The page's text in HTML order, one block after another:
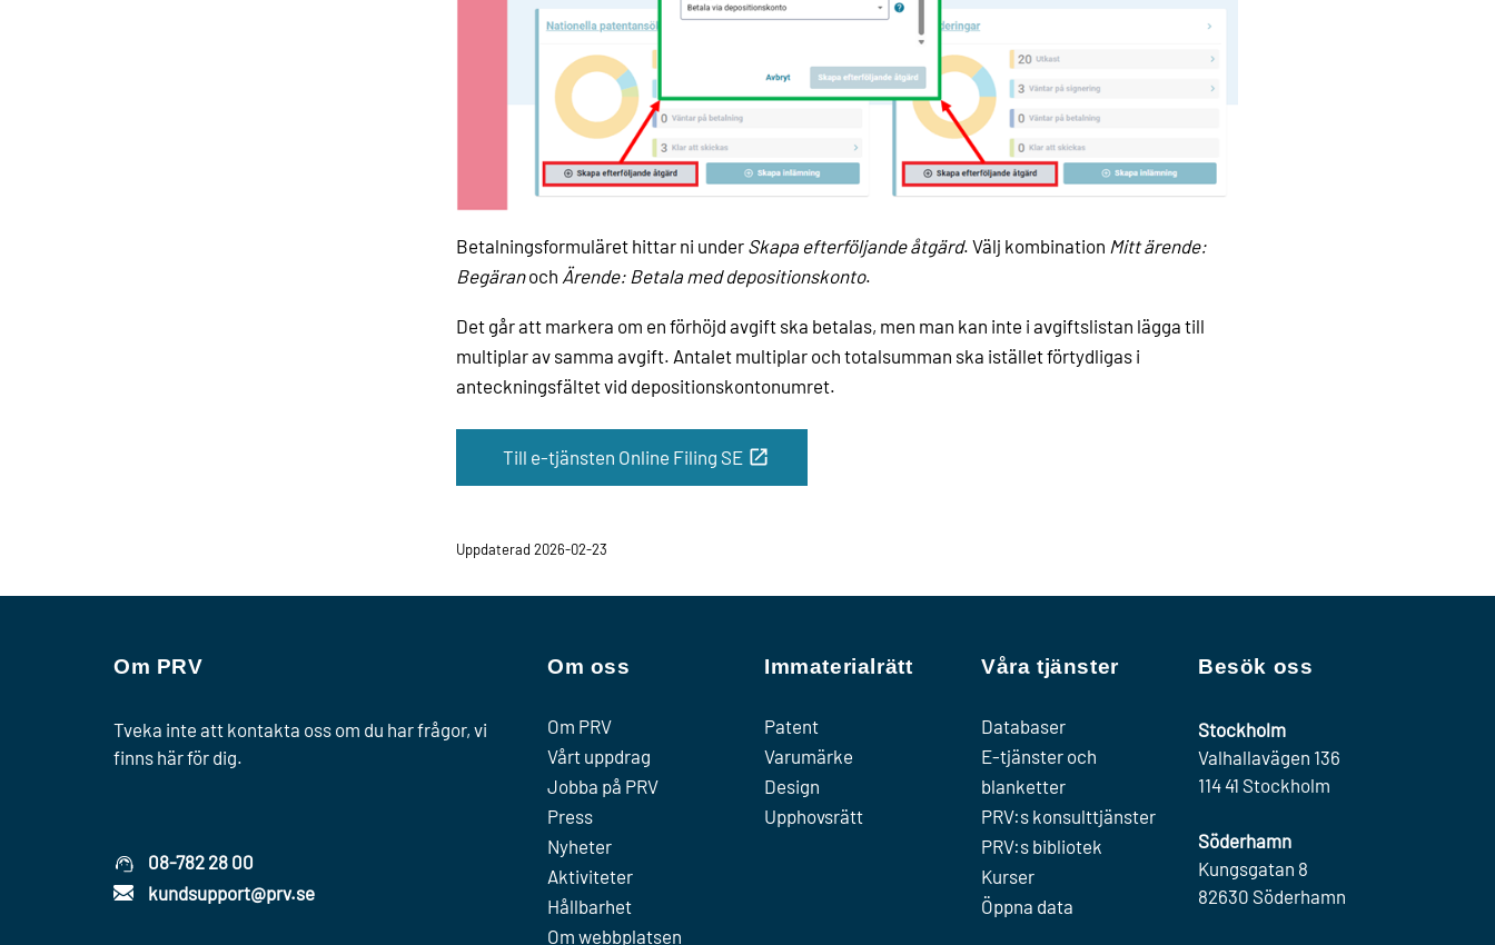
Betalningsformuläret hittar ni under Skapa efterföljande åtgärd. Välj kombination Mitt ärende:
Begäranoch Ärende: Betala med depositionskonto.
Det går att markera om en förhöjd avgift ska betalas, men man kan inte i avgiftslistan lägga till
multiplar av samma avgift. Antalet multiplar och totalsumman ska istället förtydligas i
anteckningsfältet vid depositionskontonumret.
Till e-tjänsten Online Filing SE
Uppdaterad 2026-02-23
Om PRV
Tveka inte att kontakta oss om du har frågor, vi
finns här för dig.
08-782 28 00
kundsupport@prv.se
Om oss
Om PRV
Vårt uppdrag
Jobba på PRV
Press
Nyheter
Aktiviteter
Hållbarhet
Om webbplatsen
Immaterialrätt
Patent
Varumärke
Design
Upphovsrätt
Våra tjänster
Databaser
E-tjänster och
blanketter
PRV:s konsulttjänster
PRV:s bibliotek
Kurser
Öppna data
Besök oss
Stockholm
Valhallavägen 136
114 41 Stockholm
Söderhamn
Kungsgatan 8
82630 Söderhamn